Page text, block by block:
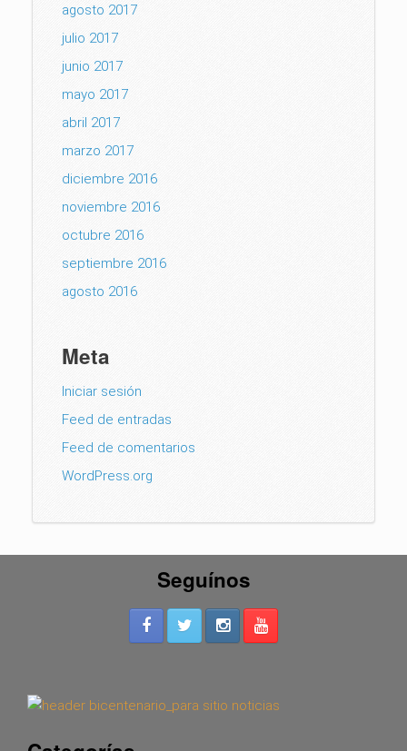
agosto 2017
julio 2017
junio 2017
mayo 2017
abril 2017
marzo 2017
diciembre 2016
noviembre 2016
octubre 2016
septiembre 2016
agosto 2016
Meta
Iniciar sesión
Feed de entradas
Feed de comentarios
WordPress.org
Seguínos